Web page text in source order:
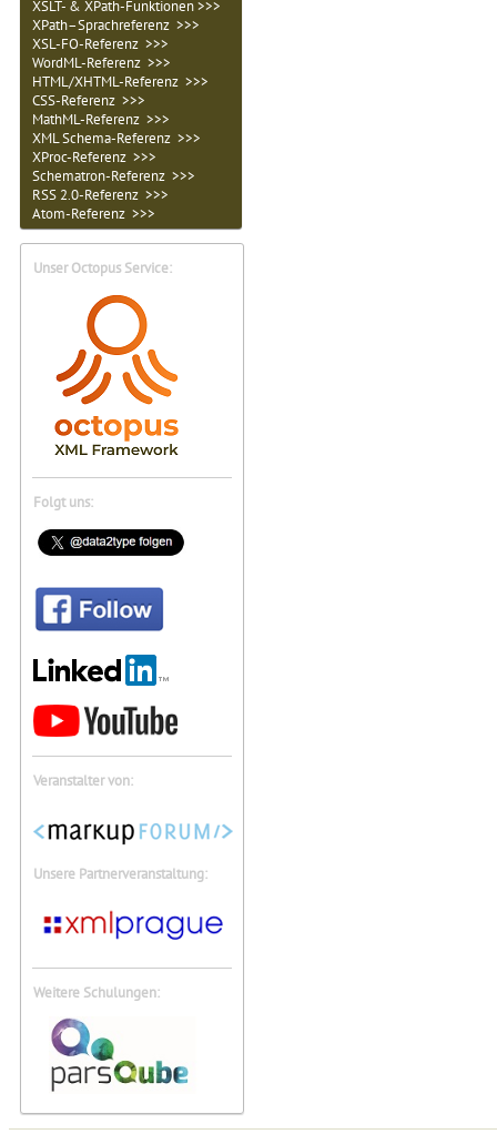
XSLT- & XPath-Funktionen >>>
XPath–Sprachreferenz >>>
XSL-FO-Referenz >>>
WordML-Referenz >>>
HTML/XHTML-Referenz >>>
CSS-Referenz >>>
MathML-Referenz >>>
XML Schema-Referenz >>>
XProc-Referenz >>>
Schematron-Referenz >>>
RSS 2.0-Referenz >>>
Atom-Referenz >>>
Unser Octopus Service:
Folgt uns:
Veranstalter von:
Unsere Partnerveranstaltung:
Weitere Schulungen: